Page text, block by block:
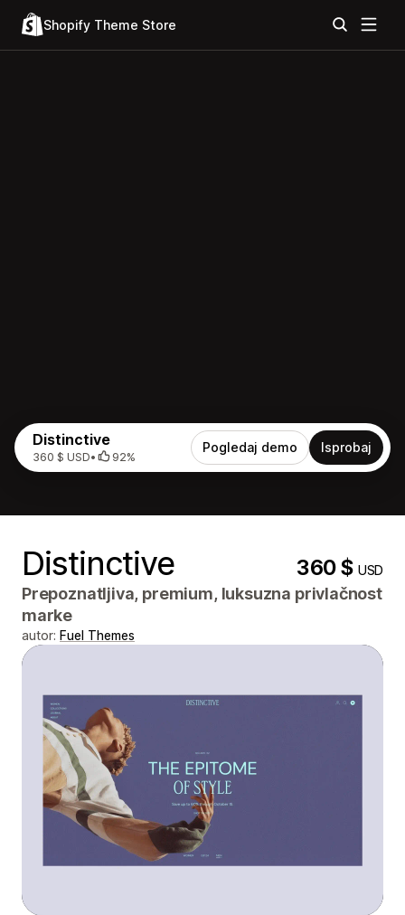
Shopify Theme Store
Distinctive
360 $ USD• 92%
Pogledaj demo Isprobaj
Distinctive 360 $USD
Prepoznatljiva, premium, luksuzna privlačnost
marke
autor: Fuel Themes